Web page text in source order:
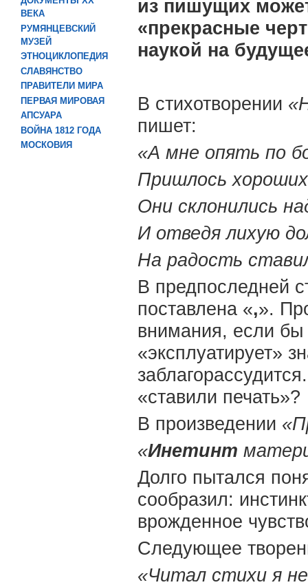
ВЕКА
РУМЯНЦЕВСКИЙ
МУЗЕЙ
ЭТНОЦИКЛОПЕДИЯ
СЛАВЯНСТВО
ПРАВИТЕЛИ МИРА
ПЕРВАЯ МИРОВАЯ
АПСУАРА
ВОЙНА 1812 ГОДА
МОСКОВИЯ
из пишущих
«прекрасные
наукой на
В стихотворении
пишет:
«А мне опять по
Пришлось
Они склонились
И отведя лихую
На радость
В предпоследней
поставлена «,».
внимания, если
«эксплуатирует»
«ставили печать»?
В произведении
«Инетинт
Долго пытался
сообразил:
врожденное
Следующее
«Читал стихи я